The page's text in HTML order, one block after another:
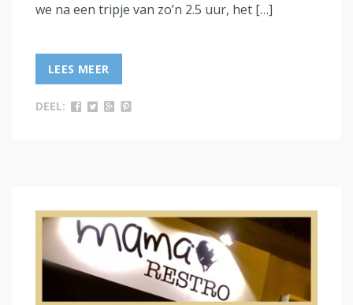
we na een tripje van zo’n 2.5 uur, het […]
LEES MEER
DEEL: